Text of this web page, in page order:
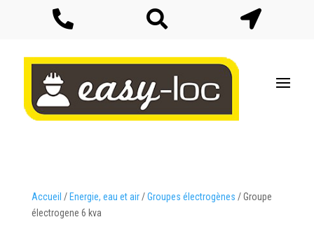
  
Accueil / Energie, eau et air/Groupes électrogènes / Groupe
électrogene 6 kva